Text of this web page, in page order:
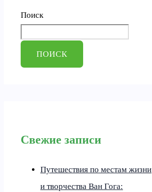
Поиск
ПОИСК
Свежие записи
Путешествия по местам жизни
и творчества Ван Гога: